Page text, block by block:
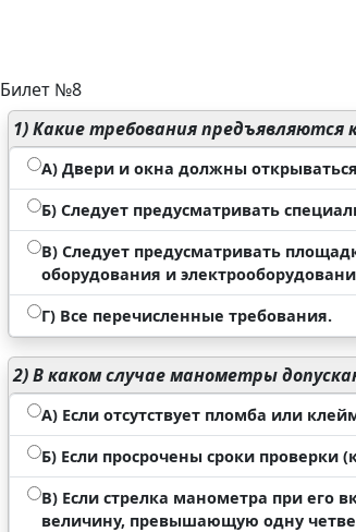
Билет №8
1)Какие требования предъявляются
А) Двери и окна должны
Б) Следует предусматривать
В) Следует предусматривать
оборудования и
Г) Все перечисленные требования.
2)В каком случае манометры
А) Если отсутствует пломба или
Б) Если просрочены сроки проверки
В) Если стрелка манометра при его
величину, превышающую одну